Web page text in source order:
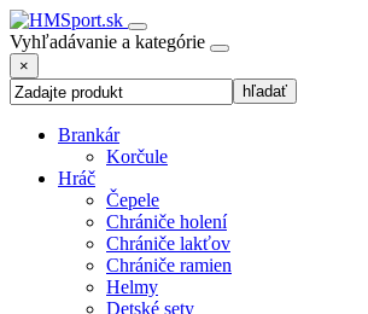
Vyhľadávanie a kategórie
×
Brankár
Korčule
Hráč
Čepele
Chrániče holení
Chrániče lakťov
Chrániče ramien
Helmy
Detské sety